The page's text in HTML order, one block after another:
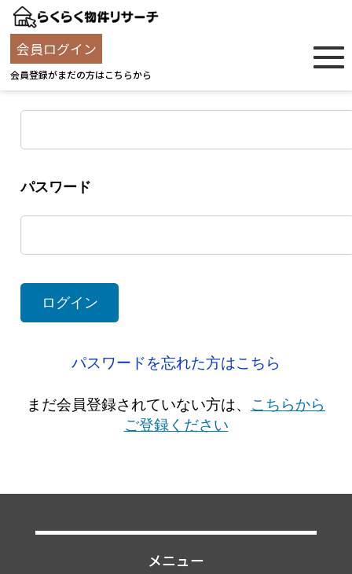
会員ログイン
会員登録がまだの方はこちらから
ユーザー名
パスワード
パスワードを忘れた方はこちら
まだ会員登録されていない方は、 こちらから
ご登録ください
メニュー